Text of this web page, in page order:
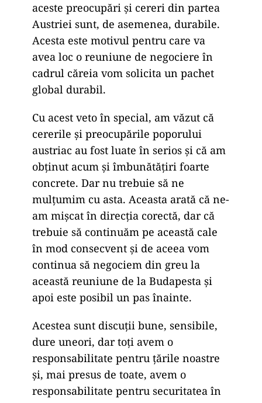
aceste preocupări și cereri din partea
Austriei sunt, de asemenea, durabile.
Acesta este motivul pentru care va
avea loc o reuniune de negociere în
cadrul căreia vom solicita un pachet
global durabil.
Cu acest veto în special, am văzut că
cererile și preocupările poporului
austriac au fost luate în serios și că am
obținut acum și îmbunătățiri foarte
concrete. Dar nu trebuie să ne
mulțumim cu asta. Aceasta arată că ne-
am mișcat în direcția corectă, dar că
trebuie să continuăm pe această cale
în mod consecvent și de aceea vom
continua să negociem din greu la
această reuniune de la Budapesta și
apoi este posibil un pas înainte.
Acestea sunt discuții bune, sensibile,
dure uneori, dar toți avem o
responsabilitate pentru țările noastre
și, mai presus de toate, avem o
responsabilitate pentru securitatea în